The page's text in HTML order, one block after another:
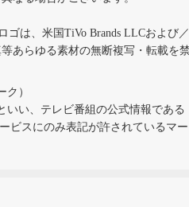
ゴは、米国TiVo Brands LLCおよび
あらゆる素材の無断複写・転載を禁
ク）
いい、テレビ番組の公式情報である
ビスにのみ表記が許されているマー